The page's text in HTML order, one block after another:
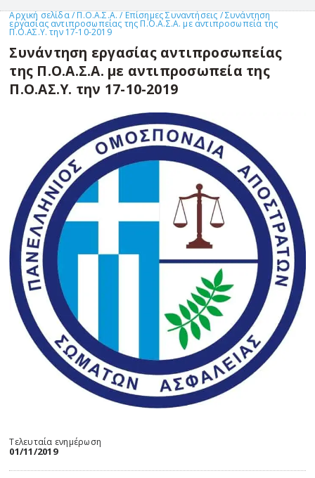
Αρχική σελίδα/Π.Ο.Α.Σ.Α./ Επίσημες Συναντήσεις/Συνάντηση
εργασίας αντιπροσωπείας της Π.Ο.Α.Σ.Α. με αντιπροσωπεία της
Π.Ο.ΑΣ.Υ. την 17-10-2019
Συνάντηση εργασίας αντιπροσωπείας
της Π.Ο.Α.Σ.Α. με αντιπροσωπεία της
Π.Ο.ΑΣ.Υ. την 17-10-2019
Τελευταία ενημέρωση
01/11/2019